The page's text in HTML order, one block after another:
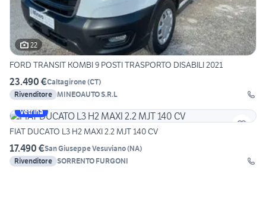
22
FORD TRANSIT KOMBI 9 POSTI TRASPORTO DISABILI 2021
23.490 €Caltagirone(CT)
Rivenditore MINEOAUTO S.R.L
Vetrina
FIAT DUCATO L3 H2 MAXI 2.2 MJT 140 CV
17.490 €San Giuseppe Vesuviano(NA)
Rivenditore SORRENTO FURGONI